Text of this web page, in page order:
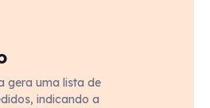
gera uma lista de
indicando a